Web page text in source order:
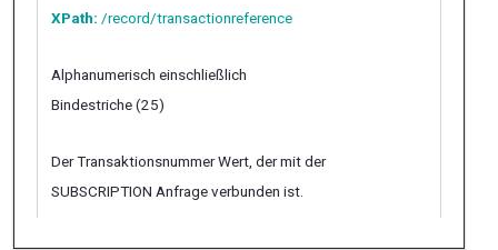
XPath: /record/transactionreference
Alphanumerisch einschließlich
Bindestriche (25)
Der Transaktionsnummer Wert, der mit der
SUBSCRIPTION Anfrage verbunden ist.